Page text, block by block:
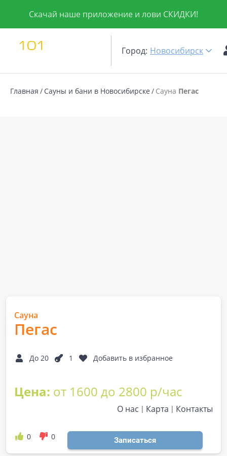
Скачай наше приложение и лови СКИДКИ!
Город: Новосибирск
Главная Сауны и бани в Новосибирске Сауна Пегас
Сауна
Пегас
До 20 1 Добавить в избранное
Цена: от 1600 до 2800 р/час
О нас Карта Контакты
0 0 Записаться